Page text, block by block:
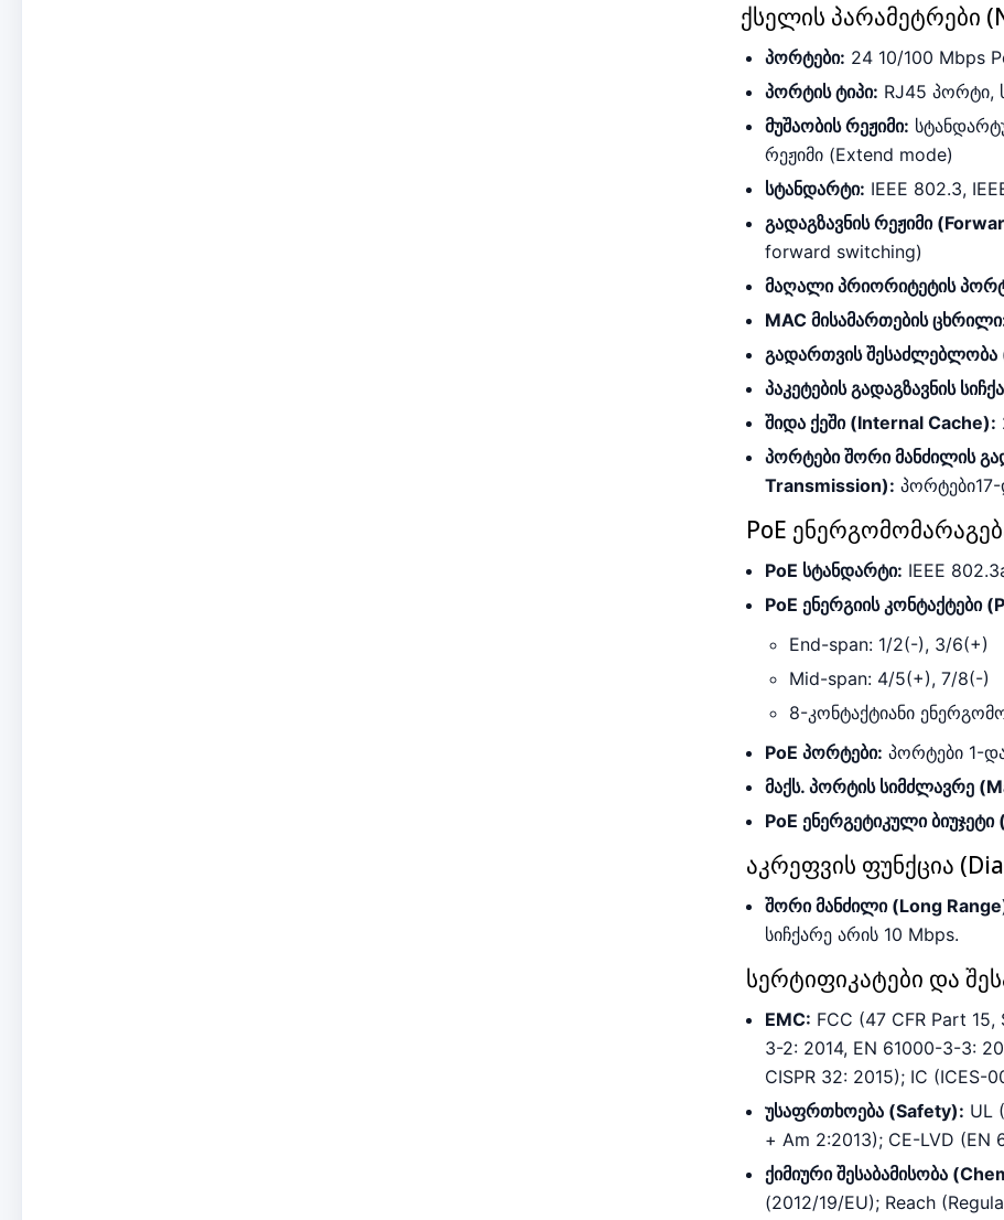
ქსელის პარამეტრები
პორტები: 24 10/100 Mbps
პორტის ტიპი: RJ45 პორტი,
მუშაობის რეჟიმი:
რეჟიმი (Extend mode)
სტანდარტი: IEEE 802.3,
გადაგზავნის რეჟიმი
forward switching)
მაღალი პრიორიტეტის
MAC მისამართების
გადართვის
პაკეტების გადაგზავნის
შიდა ქეში (Internal Cache):
პორტები შორი მანძილის
Transmission): პორტები17-
PoE
PoE სტანდარტი: IEEE
PoE ენერგიის კონტაქტები
End-span: 1/2(-), 3/6(+)
Mid-span: 4/5(+), 7/8(-)
8-კონტაქტიანი
PoE პორტები: პორტები 1-
მაქს. პორტის სიმძლავრე
PoE ენერგეტიკული
აკრეფვის ფუნქცია
შორი მანძილი (Long
სიჩქარე არის 10 Mbps.
სერტიფიკატები და
EMC: FCC (47 CFR Part
3-2: 2014, EN 61000-3-3:
CISPR 32: 2015); IC (ICES-
უსაფრთხოება (Safety): UL
+ Am 2:2013); CE-LVD (EN
ქიმიური შესაბამისობა
(2012/19/EU); Reach